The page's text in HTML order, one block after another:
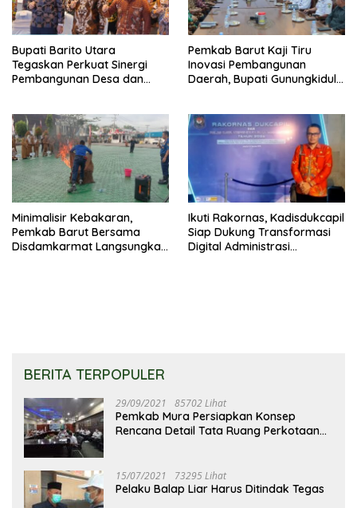
Bupati Barito Utara
Tegaskan Perkuat Sinergi
Pembangunan Desa dan
Pemkab Barut Kaji Tiru
Inovasi Pembangunan
Daerah, Bupati Gunungkidul
Lokal dan Pelestarian
Lingkungan
Minimalisir Kebakaran,
Pemkab Barut Bersama
Disdamkarmat Langsungkan
Ikuti Rakornas, Kadisdukcapil
Siap Dukung Transformasi
Digital Administrasi
BERITA TERPOPULER
29/09/2021 85702 Lihat
Pemkab Mura Persiapkan Konsep
Rencana Detail Tata Ruang Perkotaan
15/07/2021 73295 Lihat
Pelaku Balap Liar Harus Ditindak Tegas